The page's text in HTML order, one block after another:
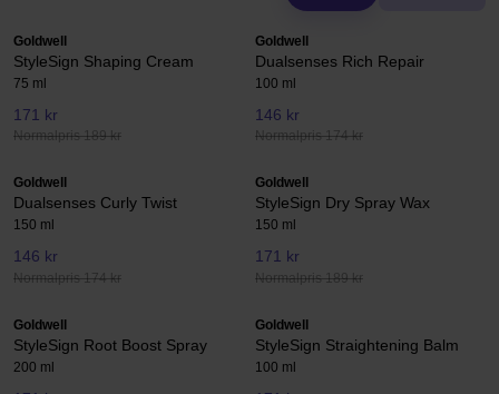
Goldwell
StyleSign Shaping Cream
75 ml
171 kr
Normalpris 189 kr
Goldwell
Dualsenses Rich Repair
100 ml
146 kr
Normalpris 174 kr
Goldwell
Dualsenses Curly Twist
150 ml
146 kr
Normalpris 174 kr
Goldwell
StyleSign Dry Spray Wax
150 ml
171 kr
Normalpris 189 kr
Goldwell
StyleSign Root Boost Spray
200 ml
Goldwell
StyleSign Straightening Balm
100 ml